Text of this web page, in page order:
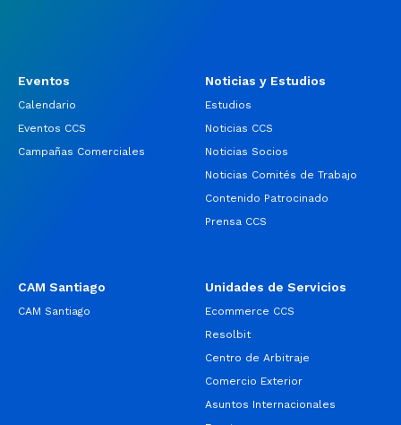
Eventos
Calendario
Eventos CCS
Campañas Comerciales
Noticias y Estudios
Estudios
Noticias CCS
Noticias Socios
Noticias Comités de Trabajo
Contenido Patrocinado
Prensa CCS
CAM Santiago
CAM Santiago
Unidades de Servicios
Ecommerce CCS
Resolbit
Centro de Arbitraje
Comercio Exterior
Asuntos Internacionales